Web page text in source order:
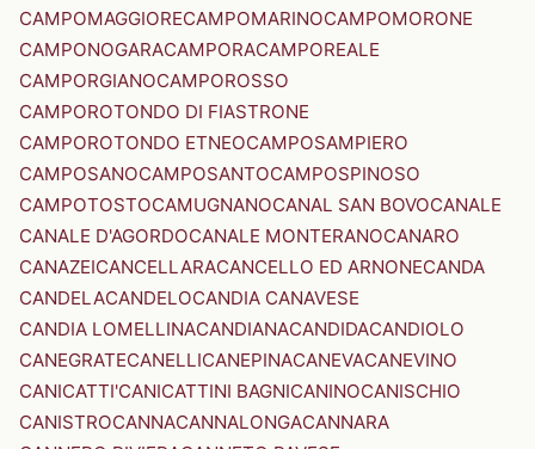
CAMPOMAGGIORECAMPOMARINOCAMPOMORONE
CAMPONOGARACAMPORACAMPOREALE
CAMPORGIANOCAMPOROSSO
CAMPOROTONDO DI FIASTRONE
CAMPOROTONDO ETNEOCAMPOSAMPIERO
CAMPOSANOCAMPOSANTOCAMPOSPINOSO
CAMPOTOSTOCAMUGNANOCANAL SAN BOVOCANALE
CANALE D'AGORDOCANALE MONTERANOCANARO
CANAZEICANCELLARACANCELLO ED ARNONECANDA
CANDELACANDELOCANDIA CANAVESE
CANDIA LOMELLINACANDIANACANDIDACANDIOLO
CANEGRATECANELLICANEPINACANEVACANEVINO
CANICATTI'CANICATTINI BAGNICANINOCANISCHIO
CANISTROCANNACANNALONGACANNARA